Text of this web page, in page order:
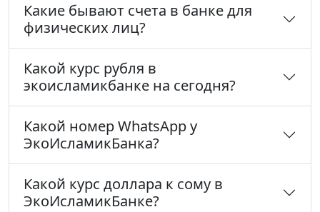
Какие бывают счета в банке для
физических лиц?
Какой курс рубля в
экоисламикбанке на сегодня?
Какой номер WhatsApp у
ЭкоИсламикБанка?
Какой курс доллара к сому в
ЭкоИсламикБанке?